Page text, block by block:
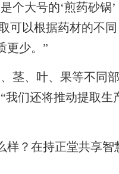
大号的‘煎药砂锅’
可以根据药材的不
更少。”
、叶、果等不同
我们还将推动提取
？在持正堂共享智